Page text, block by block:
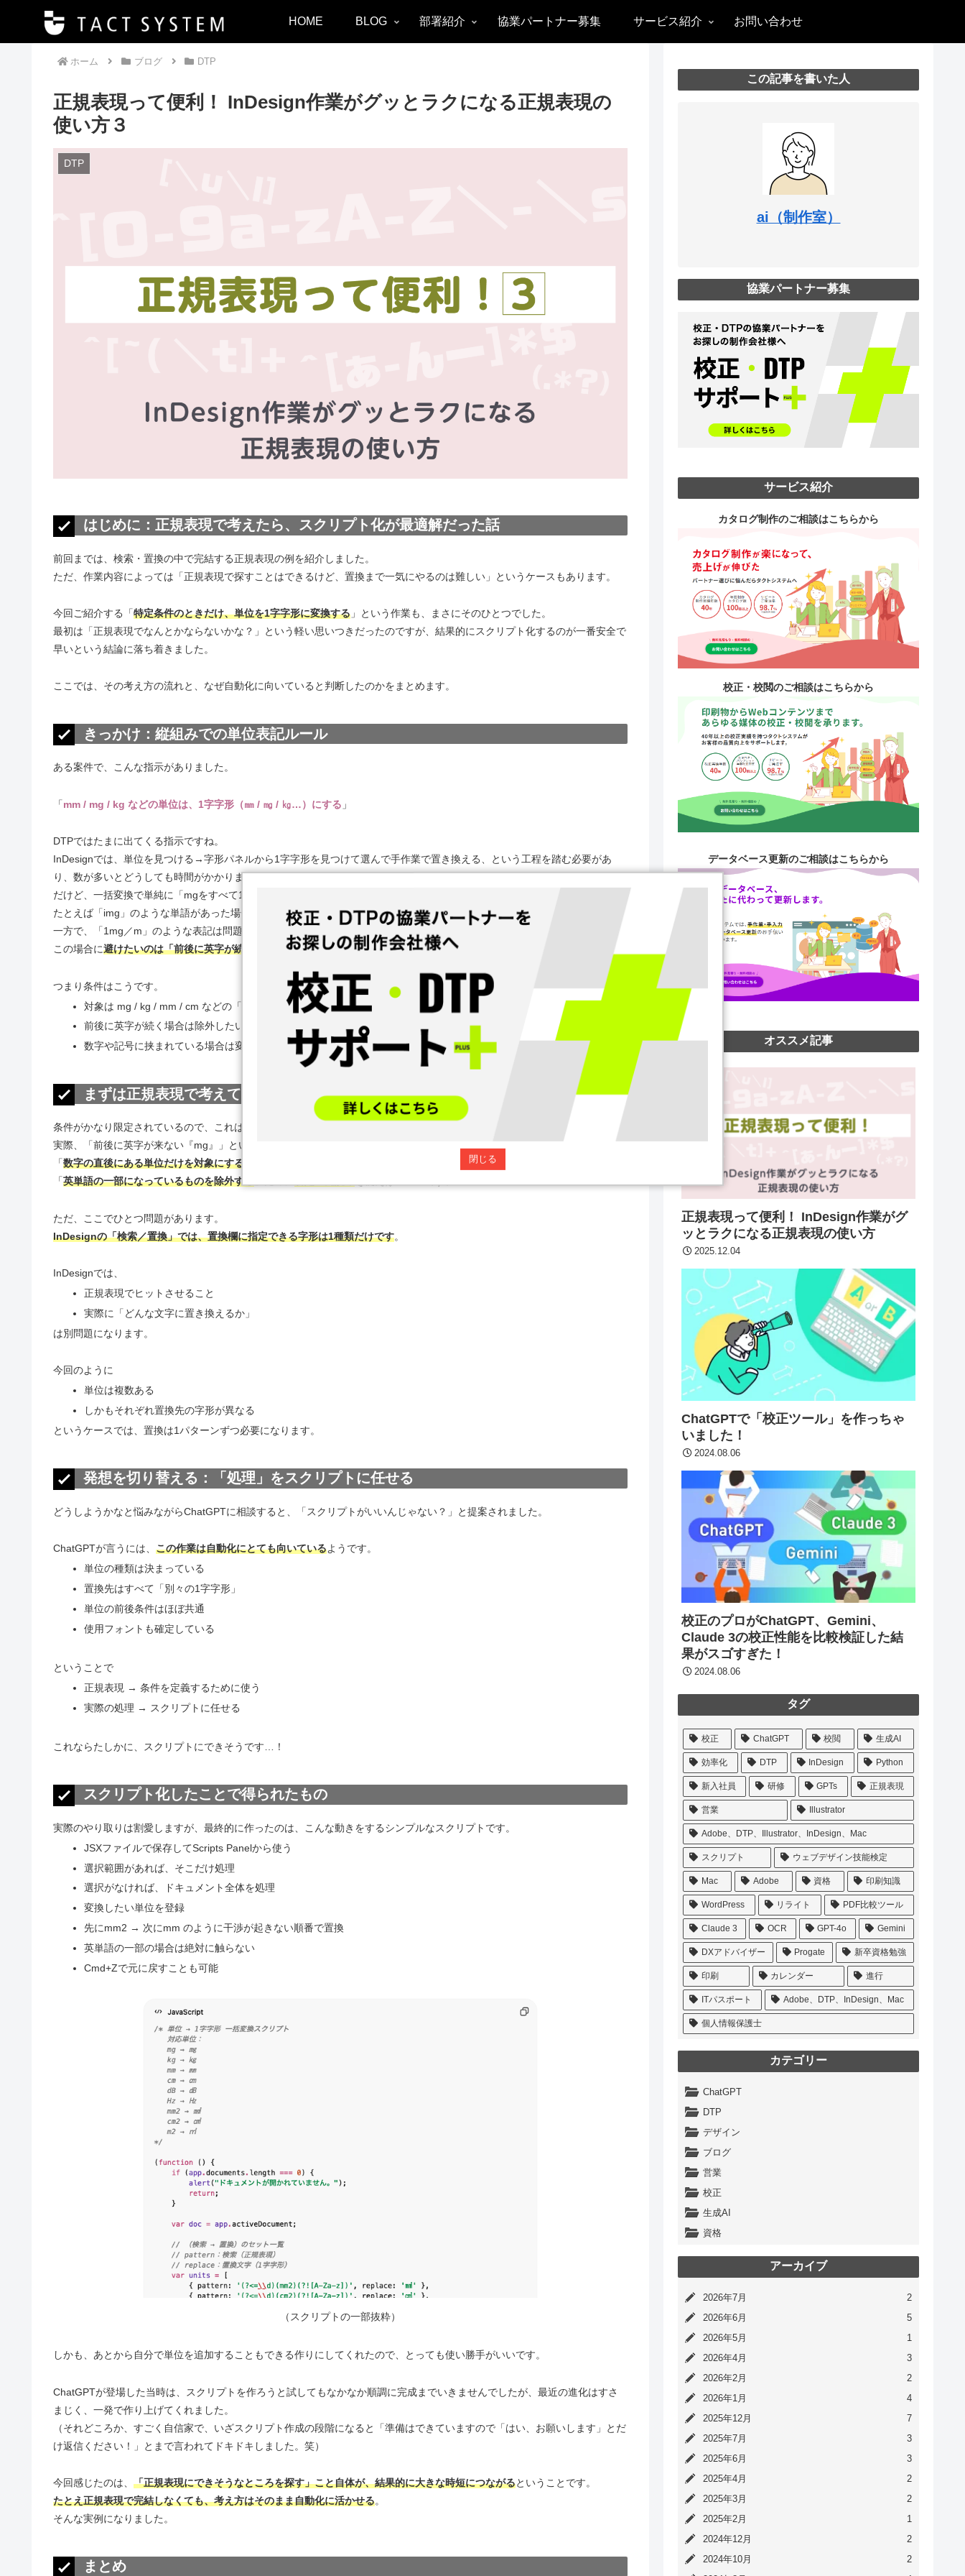
HOME BLOG 部署紹介 協業パートナー募集 サービス紹介 お問い合わせ
ホーム ブログ DTP
正規表現って便利！ InDesign作業がグッとラクになる正規表現の
使い方３
DTP
はじめに：正規表現で考えたら、スクリプト化が最適解だった話
前回までは、検索・置換の中で完結する正規表現の例を紹介しました。
ただ、作業内容によっては「正規表現で探すことはできるけど、置換まで一気にやるのは難しい」というケースもあります。
今回ご紹介する「特定条件のときだけ、単位を1字字形に変換する 」という作業も、まさにそのひとつでした。
最初は「正規表現でなんとかならないかな？」という軽い思いつきだったのですが、結果的にスクリプト化するのが一番安全で
早いという結論に落ち着きました。
ここでは、その考え方の流れと、なぜ自動化に向いていると判断したのかをまとめます。
きっかけ：縦組みでの単位表記ルール
ある案件で、こんな指示がありました。
「mm / mg / kg などの単位は、1字字形（㎜ / ㎎ / ㎏…）にする 」
DTPではたまに出てくる指示ですね。
InDesignでは、単位を見つける→字形パネルから1字字形を見つけて選んで手作業で置き換える、という工程を踏む必要があ
り、数が多いとどうしても時間がかかります。
だけど、一括変換で単純に「mgをすべて1字字形にする」ということはできません。
たとえば「img」のような単語があった場合、意図しない変換が起きてしまうからです。
一方で、「1mg／m」のような表記は問題ありません。
この場合に避けたいのは「前後に英字が続くとき」だけで、前後が数字や記号であれば字形にしてOK
つまり条件はこうです。
対象は mg / kg / mm / cm などの「単位」
前後に英字が続く場合は除外したい
数字や記号に挟まれている場合は変換したい
まずは正規表現で考えてみる
条件がかなり限定されているので、これは正規表現で探せそう！
実際、「前後に英字が来ない『mg』」といった条件で検索すること自体は、正規表現で問題なく可能でした。
「数字の直後にある単位だけを対象にする
「英単語の一部になっているものを除外する
ただ、ここでひとつ問題があります。
InDesignの「検索／置換」では、置換欄に指定できる字形は1種類だけです。
InDesignでは、
正規表現でヒットさせること
実際に「どんな文字に置き換えるか」
は別問題になります。
今回のように
単位は複数ある
しかもそれぞれ置換先の字形が異なる
というケースでは、置換は1パターンずつ必要になります。
発想を切り替える：「処理」をスクリプトに任せる
どうしようかなと悩みながらChatGPTに相談すると、「スクリプトがいいんじゃない？」と提案されました。
ChatGPTが言うには、 この作業は自動化にとても向いているようです。
単位の種類は決まっている
置換先はすべて「別々の1字字形」
単位の前後条件はほぼ共通
使用フォントも確定している
ということで
正規表現 → 条件を定義するために使う
実際の処理 → スクリプトに任せる
これならたしかに、スクリプトにできそうです…！
スクリプト化したことで得られたもの
実際のやり取りは割愛しますが、最終的に作ったのは、こんな動きをするシンプルなスクリプトです。
JSXファイルで保存してScripts Panelから使う
選択範囲があれば、そこだけ処理
選択がなければ、ドキュメント全体を処理
変換したい単位を登録
先にmm2 → 次にmm のように干渉が起きない順番で置換
英単語の一部の場合は絶対に触らない
Cmd+Zで元に戻すことも可能
（スクリプトの一部抜粋）
しかも、あとから自分で単位を追加することもできる作りにしてくれたので、とっても使い勝手がいいです。
ChatGPTが登場した当時は、スクリプトを作ろうと試してもなかなか順調に完成までいきませんでしたが、最近の進化はすさ
まじく、一発で作り上げてくれました。
（それどころか、すごく自信家で、いざスクリプト作成の段階になると「準備はできていますので「はい、お願いします」とだ
け返信ください！」とまで言われてドキドキしました。笑）
今回感じたのは、 「正規表現にできそうなところを探す」こと自体が、結果的に大きな時短につながるということです。
たとえ正規表現で完結しなくても、考え方はそのまま自動化に活かせる。
そんな実例になりました。
まとめ
閉じる
この記事を書いた人
ai（制作室）
協業パートナー募集
サービス紹介
カタログ制作のご相談はこちらから
校正・校閲のご相談はこちらから
データベース更新のご相談はこちらから
オススメ記事
正規表現って便利！ InDesign作業がグ
ッとラクになる正規表現の使い方
2025.12.04
ChatGPTで「校正ツール」を作っちゃ
いました！
2024.08.06
校正のプロがChatGPT、Gemini、
Claude 3の校正性能を比較検証した結
果がスゴすぎた！
2024.08.06
タグ
校正 ChatGPT 校閲 生成AI
効率化 DTP InDesign Python
新入社員 研修 GPTs 正規表現
営業 Illustrator
Adobe、DTP、Illustrator、InDesign、Mac
スクリプト ウェブデザイン技能検定
Mac Adobe 資格 印刷知識
WordPress リライト PDF比較ツール
Claude 3 OCR GPT-4o Gemini
DXアドバイザー Progate 新卒資格勉強
印刷 カレンダー 進行
ITパスポート Adobe、DTP、InDesign、Mac
個人情報保護士
カテゴリー
ChatGPT
DTP
デザイン
ブログ
営業
校正
生成AI
資格
アーカイブ
2026年7月
2
2026年6月
5
2026年5月
1
2026年4月
3
2026年2月
2
2026年1月
4
2025年12月
7
2025年7月
3
2025年6月
3
2025年4月
2
2025年3月
2
2025年2月
1
2024年12月
2
2024年10月
2